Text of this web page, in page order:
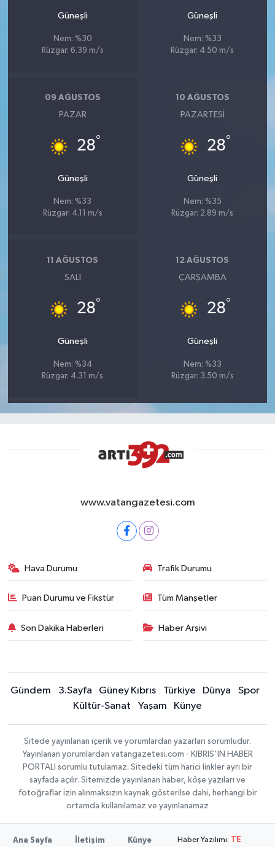
Güneşli
Nem: %30
Rüzgar: 6.39 m/s
Güneşli
Nem: %33
Rüzgar: 4.50 m/s
09 AĞUSTOS
PAZAR
28°
Güneşli
Nem: %33
Rüzgar: 4.11 m/s
10 AĞUSTOS
PAZARTESI
28°
Güneşli
Nem: %35
Rüzgar: 2.89 m/s
11 AĞUSTOS
SALI
28°
Güneşli
Nem: %34
Rüzgar: 4.31 m/s
12 AĞUSTOS
ÇARŞAMBA
28°
Güneşli
Nem: %33
Rüzgar: 3.50 m/s
www.vatangazetesi.com
Hava Durumu Trafik Durumu
Puan Durumu ve Fikstür Tüm Manşetler
Son Dakika Haberleri Haber Arşivi
Gündem 3.Sayfa Güney Kıbrıs Türkiye Dünya
Spor
Kültür-Sanat
Yaşam Künye
Sitede yayınlanan içerik ve yorumlardan yazarları sorumludur.
Yayınlanan yorumlardan vatangazetesi.com - KIBRIS'IN HABER
PORTALI sorumlu tutulamaz. Sitedeki tüm harici linkler ayrı bir
sayfada açılır. Sitemizde yayınlanan haber, köşe yazıları ve
fotoğraflar izin alınmaksızın kaynak gösterilse dahi, herhangi bir
ortamda kullanılamaz ve yayınlanamaz
Ana Sayfa İletişim
Künye
Haber Yazılımı:
TE